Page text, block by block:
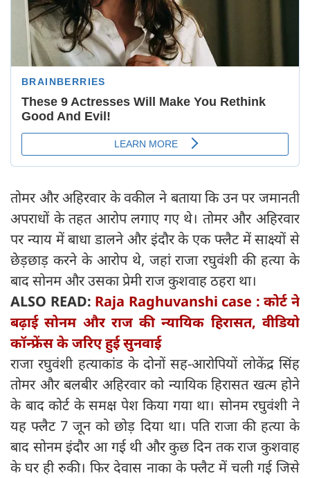
तोमर और अहिरवार के वकील ने बताया कि उन पर जमानती
अपराधों के तहत आरोप लगाए गए थे। तोमर और अहिरवार
पर न्याय में बाधा डालने और इंदौर के एक फ्लैट में साक्ष्यों से
छेड़छाड़ करने के आरोप थे, जहां राजा रघुवंशी की हत्या के
बाद सोनम और उसका प्रेमी राज कुशवाह ठहरा था।
ALSO READ: Raja Raghuvanshi case : कोर्ट ने
बढ़ाई सोनम और राज की न्यायिक हिरासत, वीडियो
कॉन्फ्रेंस के जरिए हुई सुनवाई
राजा रघुवंशी हत्याकांड के दोनों सह-आरोपियों लोकेंद्र सिंह
तोमर और बलबीर अहिरवार को न्यायिक हिरासत खत्म होने
के बाद कोर्ट के समक्ष पेश किया गया था। सोनम रघुवंशी ने
यह फ्लैट 7 जून को छोड़ दिया था। पति राजा की हत्या के
बाद सोनम इंदौर आ गई थी और कुछ दिन तक राज कुशवाह
के घर ही रुकी। फिर देवास नाका के फ्लैट में चली गई जिसे